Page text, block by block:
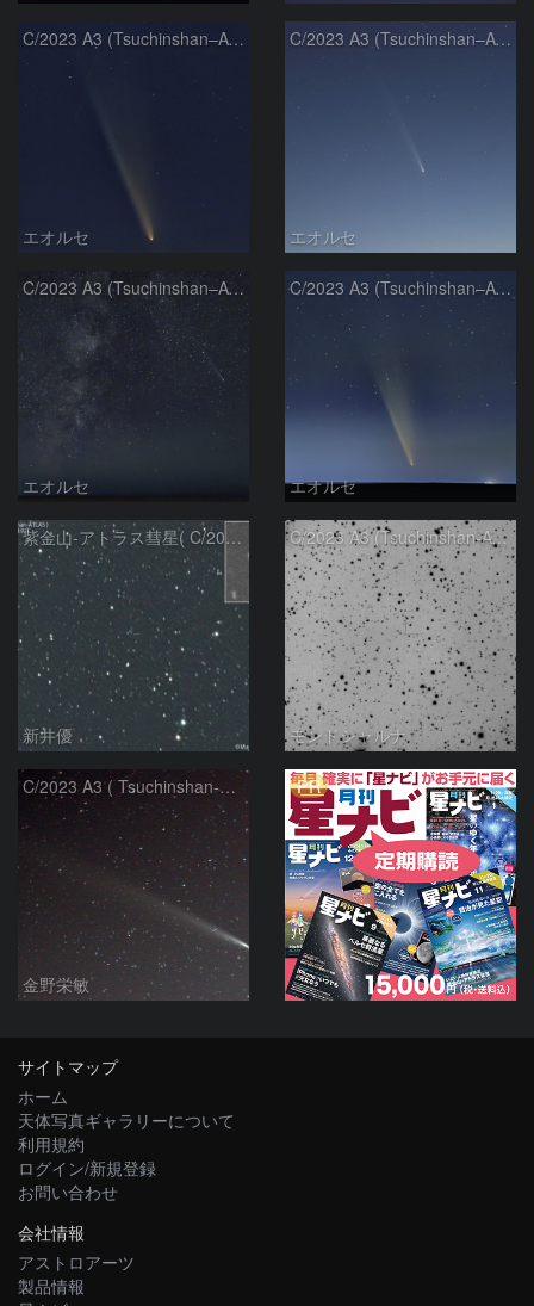
C/2023 A3 (Tsuchinshan–ATLAS)
エオルセ
C/2023 A3 (Tsuchinshan–ATLAS)
エオルセ
C/2023 A3 (Tsuchinshan–ATLAS)と天の川
エオルセ
C/2023 A3 (Tsuchinshan–ATLAS)
エオルセ
紫金山-アトラス彗星( C/2023A3 )：2025/09/16
新井優
C/2023 A3 (Tsuchinshan-ATLAS)
モンドシャルナ
C/2023 A3 ( Tsuchinshan-ATLAS )
金野栄敏
PR
サイトマップ
ホーム
天体写真ギャラリーについて
利用規約
ログイン/新規登録
お問い合わせ
会社情報
アストロアーツ
製品情報